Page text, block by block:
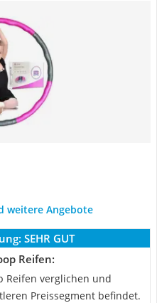
weitere Angebote
SEHR GUT
Reifen:
Reifen verglichen und
Preissegment befindet.